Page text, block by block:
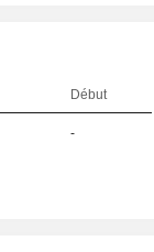
Début
-